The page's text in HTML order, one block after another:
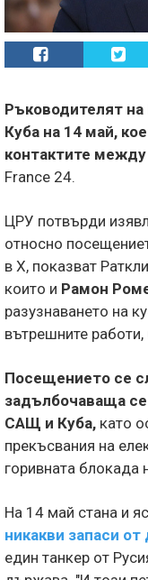
Ръководителят
Куба на 14 май,
контактите
France 24.
ЦРУ потвърди
относно
в X, показват
които и Рамон
разузнаването на
вътрешните работи,
Посещението се
задълбочаваща
САЩ и Куба, като
прекъсвания на
горивната блокада
На 14 май стана и
никакви запаси
един танкер от